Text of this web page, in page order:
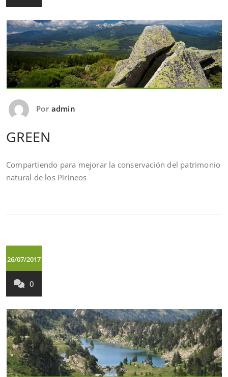
Por admin
GREEN
Compartiendo para mejorar la conservación del patrimonio
natural de los Pirineos
26/07/2017
0